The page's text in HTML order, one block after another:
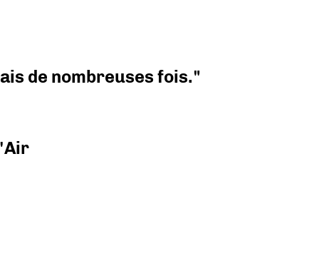
de nombreuses fois."